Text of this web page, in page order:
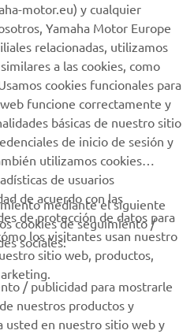
motor.eu) y cualquier
Yamaha Motor Europe
relacionadas, utilizamos
a las cookies, como
cookies funcionales para
funcione correctamente y
básicas de nuestro sitio
de inicio de sesión y
utilizamos cookies
de usuarios
de acuerdo con las
de protección de datos para
los visitantes usan nuestro
sitio web, productos,
mediante el siguiente
cookies de seguimiento /
sociales:
/ publicidad para mostrarle
nuestros productos y
usted en nuestro sitio web y